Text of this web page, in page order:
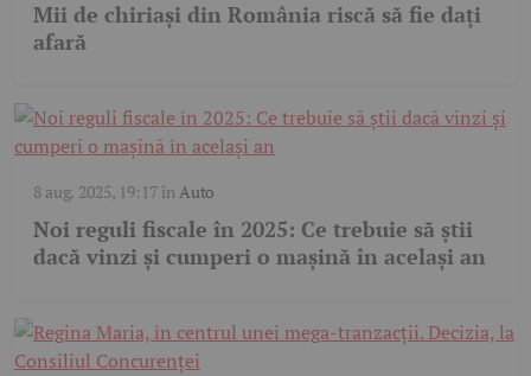
Mii de chiriași din România riscă să fie dați
afară
8 aug. 2025, 19:17înAuto
Noi reguli fiscale în 2025: Ce trebuie să știi
dacă vinzi și cumperi o mașină în același an